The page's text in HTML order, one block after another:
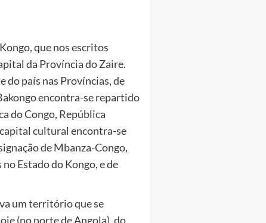
que nos escritos
da Província do Zaire.
do país nas Províncias, de
encontra-se repartido
do Congo, República
capital cultural encontra-se
de Mbanza-Congo,
Estado do Kongo, e de
um território que se
(no norte de Angola), do